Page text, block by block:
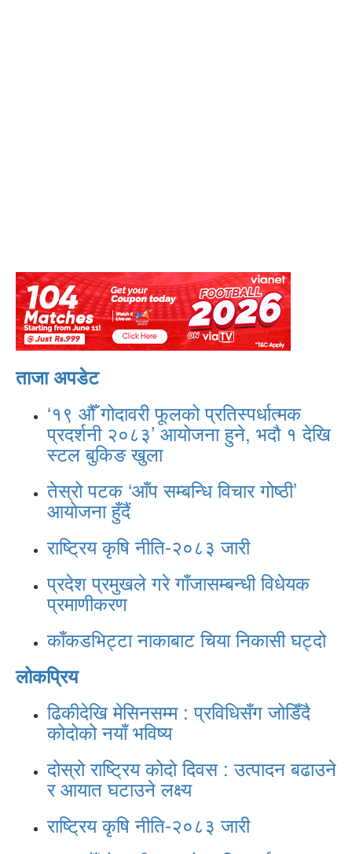
ताजा अपडेट
‘१९ औँ गोदावरी फूलको प्रतिस्पर्धात्मक
प्रदर्शनी २०८३’ आयोजना हुने, भदौ १ देखि
स्टल बुकिङ खुला
तेस्रो पटक ‘आँप सम्बन्धि विचार गोष्ठी’
आयोजना हुँदैं
राष्ट्रिय कृषि नीति-२०८३ जारी
प्रदेश प्रमुखले गरे गाँजासम्बन्धी विधेयक
प्रमाणीकरण
काँकडभिट्टा नाकाबाट चिया निकासी घट्दो
लोकप्रिय
ढिकीदेखि मेसिनसम्म : प्रविधिसँग जोडिँदै
कोदोको नयाँ भविष्य
दोस्रो राष्ट्रिय कोदो दिवस : उत्पादन बढाउने
र आयात घटाउने लक्ष्य
राष्ट्रिय कृषि नीति-२०८३ जारी